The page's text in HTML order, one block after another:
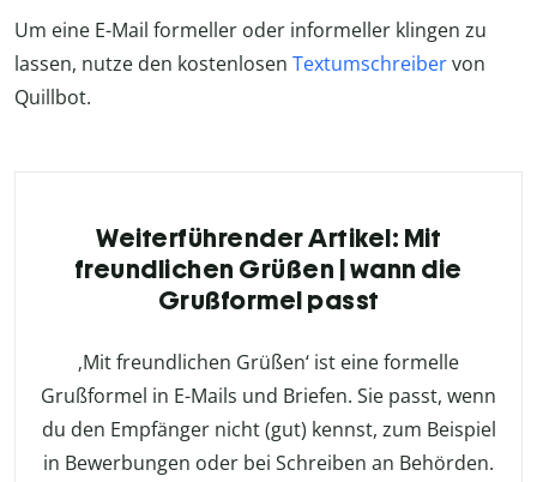
Um eine E-Mail formeller oder informeller klingen zu
lassen, nutze den kostenlosen Textumschreibervon
Quillbot.
Weiterführender Artikel: Mit
freundlichen Grüßen | wann die
Grußformel passt
‚Mit freundlichen Grüßen‘ ist eine formelle
Grußformel in E-Mails und Briefen. Sie passt, wenn
du den Empfänger nicht (gut) kennst, zum Beispiel
in Bewerbungen oder bei Schreiben an Behörden.